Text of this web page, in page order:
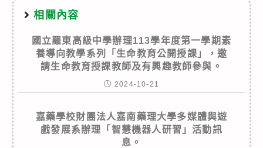
相關內容
國立羅東高級中學辦理113學年度第一學期素
養導向教學系列「生命教育公開授課」，邀
請生命教育授課教師及有興趣教師參與。
2024-10-21
嘉藥學校財團法人嘉南藥理大學多媒體與遊
戲發展系辦理「智慧機器人研習」活動訊
息。